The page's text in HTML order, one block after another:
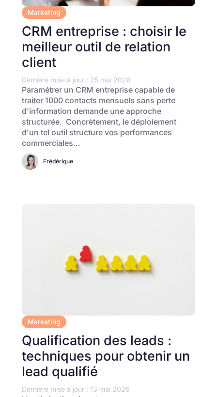
Marketing
CRM entreprise : choisir le
meilleur outil de relation
client
Dernière mise à jour : 25 mai 2026
Paramétrer un CRM entreprise capable de
traiter 1000 contacts mensuels sans perte
d'information demande une approche
structurée. Concrètement, le déploiement
d'un tel outil structure vos performances
commerciales…
Frédérique
Marketing
Qualification des leads :
techniques pour obtenir un
lead qualifié
Dernière mise à jour : 13 mai 2026